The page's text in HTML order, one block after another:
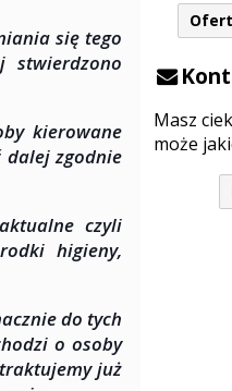
Masz
może
się tego
kierowane
dalej zgodnie
czyli
higieny,
do tych
o osoby
już